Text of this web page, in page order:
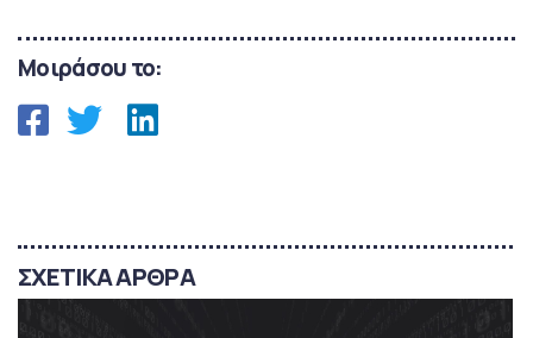
Μοιράσου το:
ΣΧΕΤΙΚΑ ΑΡΘΡΑ